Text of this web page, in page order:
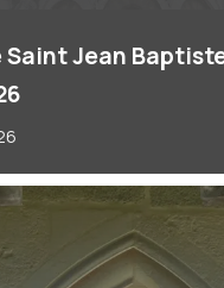
Saint Jean